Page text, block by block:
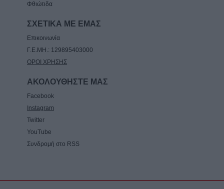
Φθιώτιδα
ΣΧΕΤΙΚΑ ΜΕ ΕΜΑΣ
Επικοινωνία
Γ.Ε.ΜΗ.: 129895403000
ΟΡΟΙ ΧΡΗΣΗΣ
ΑΚΟΛΟΥΘΗΣΤΕ ΜΑΣ
Facebook
Instagram
Twitter
YouTube
Συνδρομή στο RSS